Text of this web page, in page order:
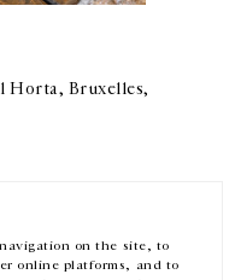
on the site, to
online platforms, and to
Horta, Bruxelles,